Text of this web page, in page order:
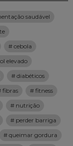
saudável
cebola
elevado
diabéticos
fibras
fitness
nutrição
perder barriga
queimar gordura